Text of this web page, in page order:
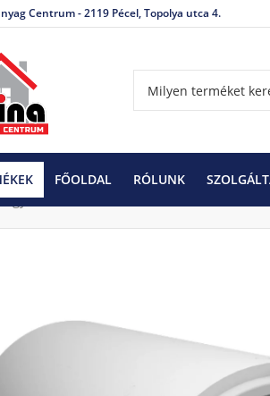
Centrum - 2119 Pécel, Topolya utca 4.
FŐOLDAL RÓLUNK
Egyéb kerti termékek